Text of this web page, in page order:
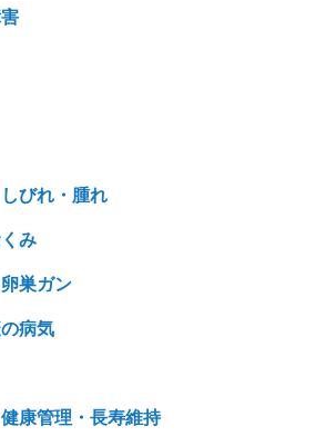
びれ・腫れ
み
巣ガン
病気
康管理・長寿維持